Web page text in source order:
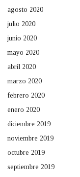
agosto 2020
julio 2020
junio 2020
mayo 2020
abril 2020
marzo 2020
febrero 2020
enero 2020
diciembre 2019
noviembre 2019
octubre 2019
septiembre 2019